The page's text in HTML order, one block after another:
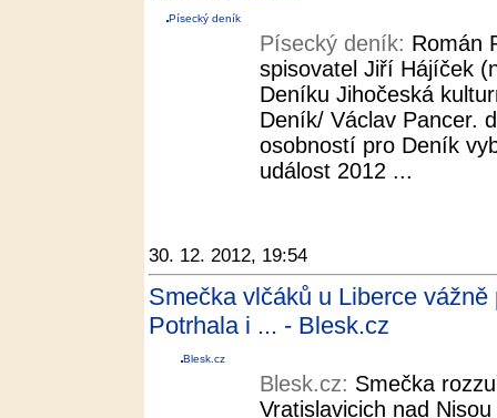
Písecký deník
Písecký deník: Román
spisovatel Jiří Hájíček
Deníku Jihočeská
Deník/ Václav Pancer.
osobností pro Deník
událost 2012 ...
30. 12. 2012, 19:54
Smečka vlčáků u Liberce
Potrhala i ... - Blesk.cz
Blesk.cz
Blesk.cz: Smečka
Vratislavicich nad